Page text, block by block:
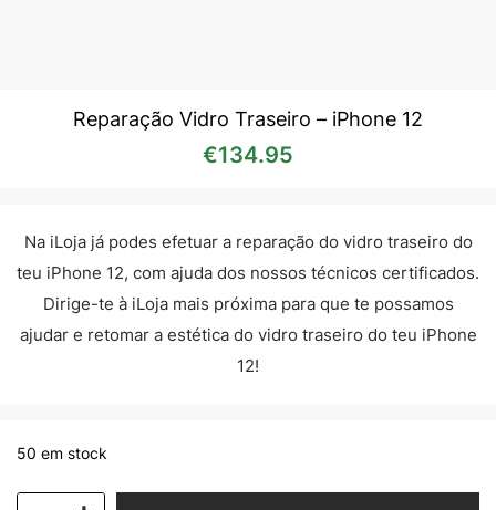
Reparação Vidro Traseiro – iPhone 12
€134.95
Na iLoja já podes efetuar a reparação do vidro traseiro do
teu iPhone 12, com ajuda dos nossos técnicos certificados.
Dirige-te à iLoja mais próxima para que te possamos
ajudar e retomar a estética do vidro traseiro do teu iPhone
12!
50 em stock